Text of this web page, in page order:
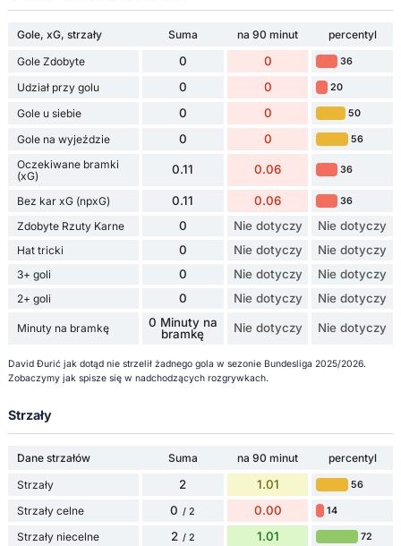
Gole, xG, strzały Suma na 90 minut
percentyl
Gole Zdobyte
0 0 36
Udział przy golu 0 0 20
Gole u siebie 0 0 50
Gole na wyjeździe 0 0 56
Oczekiwane bramki
(xG)
0.11 0.06 36
Bez kar xG (npxG) 0.11 0.06 36
Zdobyte Rzuty Karne 0 Nie dotyczy Nie dotyczy
Hat tricki 0 Nie dotyczy Nie dotyczy
3+ goli 0 Nie dotyczy Nie dotyczy
2+ goli 0 Nie dotyczy Nie dotyczy
Minuty na bramkę
0 Minuty na
bramkę
Nie dotyczy Nie dotyczy
David Đurić jak dotąd nie strzelił żadnego gola w sezonie Bundesliga 2025/2026.
Zobaczymy jak spisze się w nadchodzących rozgrywkach.
Strzały
Dane strzałów Suma na 90 minut
percentyl
Strzały
2 1.01 56
Strzały celne 0 / 2 0.00 14
Strzały niecelne 2 / 2 1.01 72